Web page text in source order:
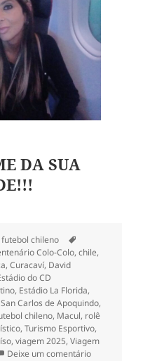
DA SUA
Categorias
futebol chileno
Colo-Colo, chile,
, Curacaví, David
do CD
, Estádio La Florida,
Carlos de Apoquindo,
chileno, Macul, rolê
, Turismo Esportivo,
, viagem 2025, Viagem
Deixe um comentárioem O Estádio